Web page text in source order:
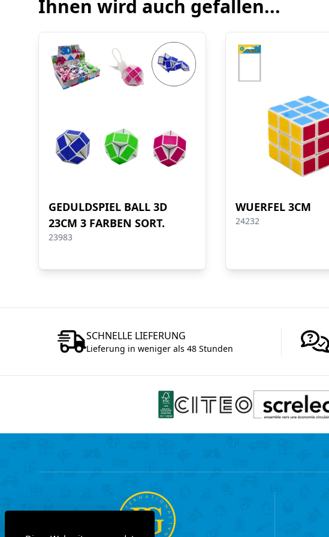
Ihnen wird auch gefallen...
GEDULDSPIEL BALL 3D
23CM 3 FARBEN SORT.
23983
WUERFEL 3CM
24232
SCHNELLE LIEFERUNG
Lieferung in weniger als 48 Stunden